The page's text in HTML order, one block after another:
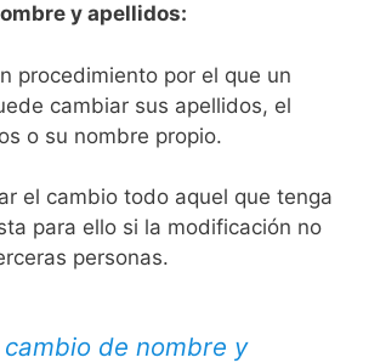
y apellidos:
procedimiento por el que un
cambiar sus apellidos, el
o su nombre propio.
el cambio todo aquel que tenga
para ello si la modificación no
personas.
de nombre y